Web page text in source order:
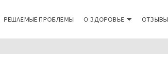
РЕШАЕМЫЕ ПРОБЛЕМЫ О ЗДОРОВЬЕ ОТЗЫВЫ